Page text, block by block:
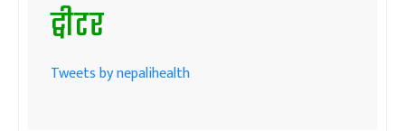
ट्वीटर
Tweets by nepalihealth